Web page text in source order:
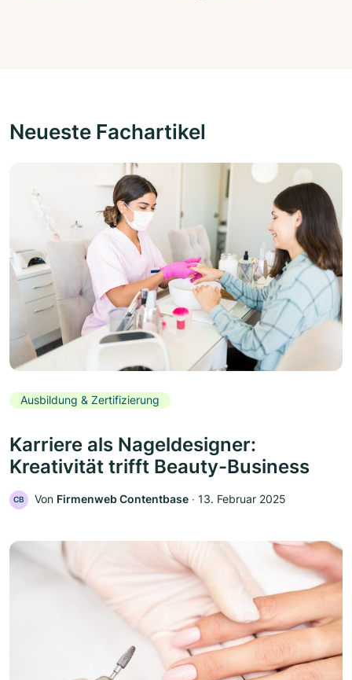
Neueste Fachartikel
Ausbildung & Zertifizierung
Karriere als Nageldesigner:
Kreativität trifft Beauty-Business
CB Von Firmenweb Contentbase ‧ 13. Februar 2025